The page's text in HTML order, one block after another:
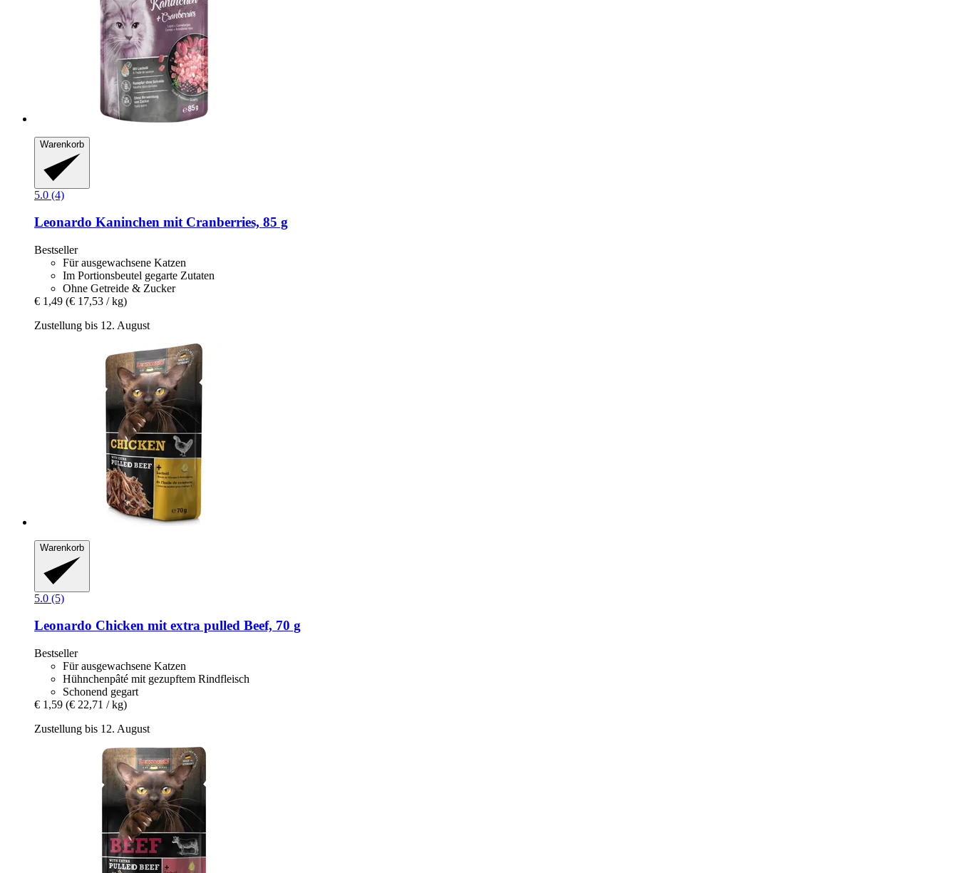
Warenkorb
5.0 (4)
Leonardo Kaninchen mit Cranberries, 85 g
Bestseller
Für ausgewachsene Katzen
Im Portionsbeutel gegarte Zutaten
Ohne Getreide & Zucker
€ 1,49 (€ 17,53 / kg)
Zustellung bis 12. August
Warenkorb
5.0 (5)
Leonardo Chicken mit extra pulled Beef, 70 g
Bestseller
Für ausgewachsene Katzen
Hühnchenpâté mit gezupftem Rindfleisch
Schonend gegart
€ 1,59 (€ 22,71 / kg)
Zustellung bis 12. August